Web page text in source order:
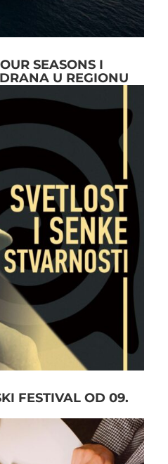
SEASONS I
U REGIONU
FESTIVAL OD 09.